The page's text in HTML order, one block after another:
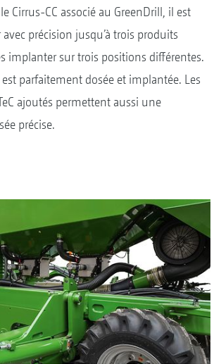
Cirrus-CC associé au GreenDrill, il est
précision jusqu’à trois produits
implanter sur trois positions différentes.
parfaitement dosée et implantée. Les
ajoutés permettent aussi une
précise.